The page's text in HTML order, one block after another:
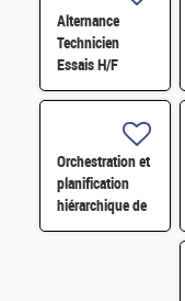
Alternance
Technicien
Essais H/F
Orchestration et
planification
hiérarchique de
LLMs pour la